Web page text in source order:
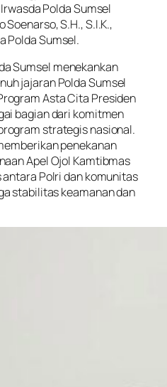
Polda Sumsel
Soenarso, S.H., S.I.K.,
Polda Sumsel.
Sumsel menekankan
jajaran Polda Sumsel
Asta Cita Presiden
bagian dari komitmen
strategis nasional.
penekanan
Apel Ojol Kamtibmas
Polri dan komunitas
stabilitas keamanan dan